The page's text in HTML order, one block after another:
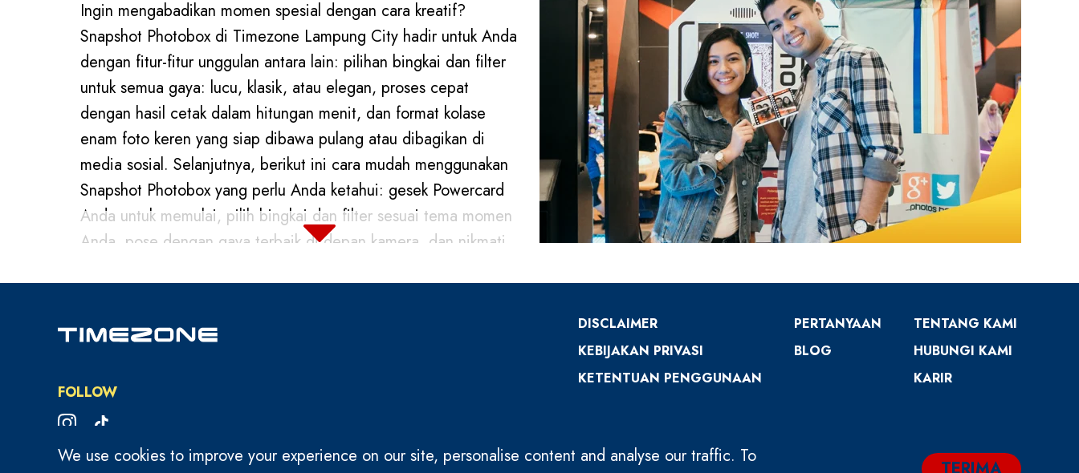
We use cookies to improve your experience on our site, personalise content and analyse our traffic. To
Ingin mengabadikan momen spesial dengan cara kreatif?
Snapshot Photobox di Timezone Lampung City hadir untuk Anda
dengan fitur-fitur unggulan antara lain: pilihan bingkai dan filter
untuk semua gaya: lucu, klasik, atau elegan, proses cepat
dengan hasil cetak dalam hitungan menit, dan format kolase
enam foto keren yang siap dibawa pulang atau dibagikan di
media sosial. Selanjutnya, berikut ini cara mudah menggunakan
Snapshot Photobox yang perlu Anda ketahui: gesek Powercard
Anda untuk memulai, pilih bingkai dan filter sesuai tema momen
Anda, pose dengan gaya terbaik di depan kamera, dan nikmati
momen kebersamaan, mulai dari tawa spontan hingga momen
dari pengalaman seru Anda di Timezone Lampung City.
Kunjungi sekarang juga dan bawa pulang kenangan tak
FOLLOW
DISCLAIMER
KEBIJAKAN PRIVASI
KETENTUAN PENGGUNAAN
PERTANYAAN
BLOG
TENTANG KAMI
HUBUNGI KAMI
KARIR